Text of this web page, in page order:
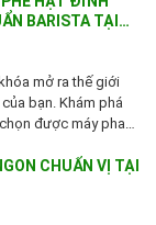
BARISTA TẠI
mở ra thế giới
bạn. Khám phá
được máy pha
thuậtCHUẨN VỊ TẠI